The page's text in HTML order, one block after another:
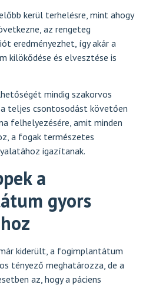
kerül terhelésre, mint ahogy
az rengeteg
eredményezhet, így akár a
és elvesztése is
mindig szakorvos
teljes csontosodást követően
felhelyezésére, amit minden
a fogak természetes
igazítanak.
a
gyors
kiderült, a fogimplantátum
tényező meghatározza, de a
az, hogy a páciens